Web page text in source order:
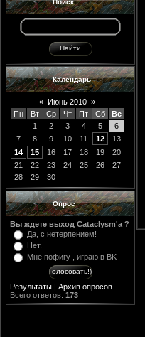
Поиск
Календарь
« Июнь 2010 »
Пн
Вт Ср Чт Пт Сб
Вс
1
2 3 4 5
6
7
8 9 10 11 12
13
14
15 16 17 18 19
20
21
22 23 24 25 26
27
28
29 30
Опрос
Вы ждете выход Cataclysm'a ?
Да, с нетерпением!
Нет.
Мне пофигу , играю в BK
Результаты | Архив опросов
Всего ответов: 173